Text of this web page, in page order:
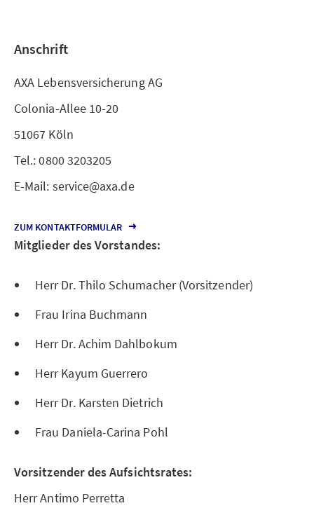
Anschrift
AXA Lebensversicherung AG
Colonia-Allee 10-20
51067 Köln
Tel.: 0800 3203205
E-Mail: service@axa.de
ZUM KONTAKTFORMULAR
Mitglieder des Vorstandes:
Herr Dr. Thilo Schumacher (Vorsitzender)
Frau Irina Buchmann
Herr Dr. Achim Dahlbokum
Herr Kayum Guerrero
Herr Dr. Karsten Dietrich
Frau Daniela-Carina Pohl
Vorsitzender des Aufsichtsrates:
Herr Antimo Perretta